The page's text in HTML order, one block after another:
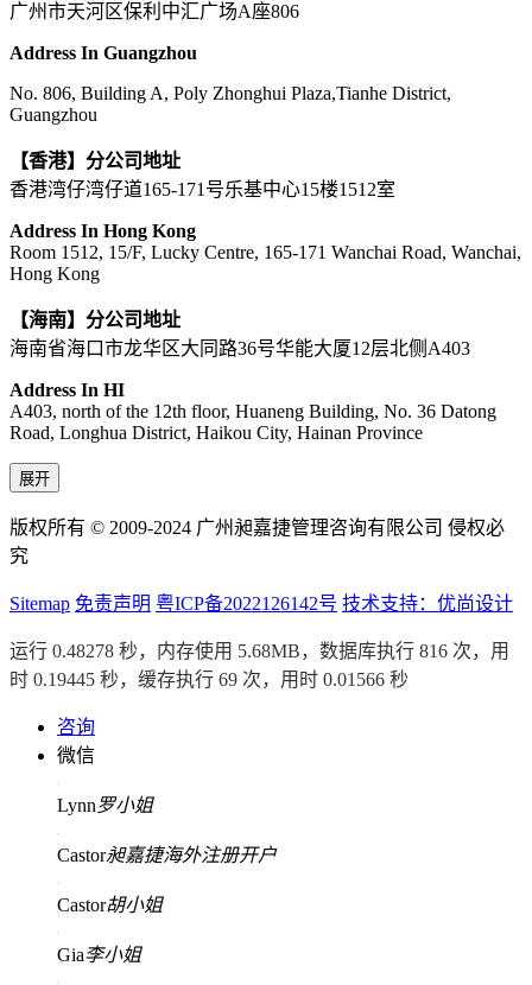
广州市天河区保利中汇广场A座806
Address In Guangzhou
No. 806, Building A, Poly Zhonghui Plaza,Tianhe District,
Guangzhou
【香港】分公司地址
香港湾仔湾仔道165-171号乐基中心15楼1512室
Address In Hong Kong
Room 1512, 15/F, Lucky Centre, 165-171 Wanchai Road, Wanchai,
Hong Kong
【海南】分公司地址
海南省海口市龙华区大同路36号华能大厦12层北侧A403
Address In HI
A403, north of the 12th floor, Huaneng Building, No. 36 Datong
Road, Longhua District, Haikou City, Hainan Province
展开
版权所有 © 2009-2024 广州昶嘉捷管理咨询有限公司 侵权必
究
Sitemap 免责声明 粤ICP备2022126142号 技术支持：优尚设计
运行 0.48278 秒，内存使用 5.68MB，数据库执行 816 次，用
时 0.19445 秒，缓存执行 69 次，用时 0.01566 秒
咨询
微信
Lynn罗小姐
Castor昶嘉捷海外注册开户
Castor胡小姐
Gia李小姐